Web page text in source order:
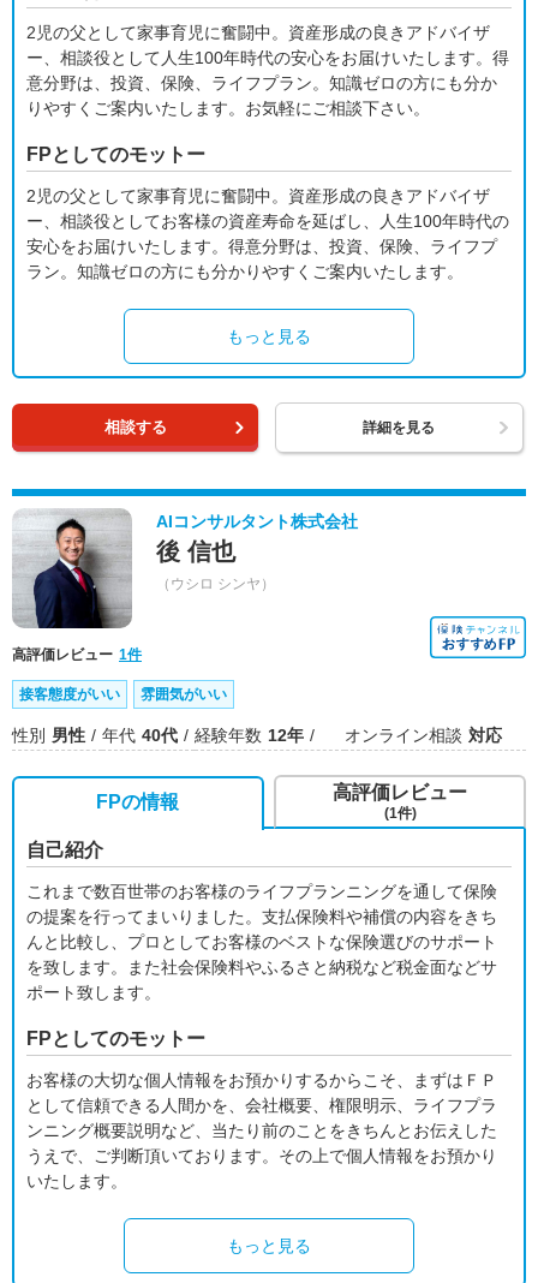
2児の父として家事育児に奮闘中。資産形成の良きアドバイザ
ー、相談役として人生100年時代の安心をお届けいたします。得
意分野は、投資、保険、ライフプラン。知識ゼロの方にも分か
りやすくご案内いたします。お気軽にご相談下さい。
FPとしてのモットー
2児の父として家事育児に奮闘中。資産形成の良きアドバイザ
ー、相談役としてお客様の資産寿命を延ばし、人生100年時代の
安心をお届けいたします。得意分野は、投資、保険、ライフプ
ラン。知識ゼロの方にも分かりやすくご案内いたします。
もっと見る
相談する 詳細を見る
AIコンサルタント株式会社
後 信也
（ウシロ シンヤ）
高評価レビュー 1件
接客態度がいい 雰囲気がいい
性別 男性 年代 40代 経験年数 12年 オンライン相談 対応
FPの情報
自己紹介
これまで数百世帯のお客様のライフプランニングを通して保険
の提案を行ってまいりました。支払保険料や補償の内容をきち
んと比較し、プロとしてお客様のベストな保険選びのサポート
を致します。また社会保険料やふるさと納税など税金面などサ
ポート致します。
FPとしてのモットー
お客様の大切な個人情報をお預かりするからこそ、まずはＦＰ
として信頼できる人間かを、会社概要、権限明示、ライフプラ
ンニング概要説明など、当たり前のことをきちんとお伝えした
うえで、ご判断頂いております。その上で個人情報をお預かり
いたします。
もっと見る
高評価レビュー
(1件)